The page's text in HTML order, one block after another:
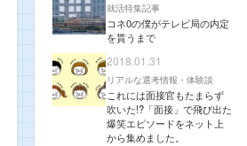
就活特集記事
コネ0の僕がテレビ局の内定
を貰うまで
2018.01.31
リアルな選考情報・体験談
これには面接官もたまらず
吹いた!?「面接」で飛び出た
爆笑エピソードをネット上
から集めました。